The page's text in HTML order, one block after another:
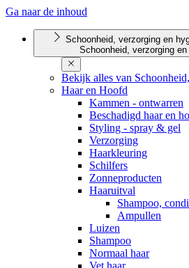
Ga naar de inhoud
Schoonheid, verzorging en
Schoonheid, verzorging
Bekijk alles van
Haar en Hoofd
Kammen - ontwarren
Beschadigd haar en
Styling - spray & gel
Verzorging
Haarkleuring
Schilfers
Zonneproducten
Haaruitval
Shampoo,
Ampullen
Luizen
Shampoo
Normaal haar
Vet haar